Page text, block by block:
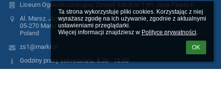
Ta strona wykorzystuje pliki cookies. Korzystając z niej
wyrażasz zgodę na ich używanie, zgodnie z aktualnymi
ustawieniami przeglądarki.
Więcej informacji znajdziesz w Polityce prywatności.
OK
Liceum Ogólnokształcące, Zespół Szkół nr 1 im. Jana Pawła II
Al. Marsz. Józefa Piłsudskiego 96
05-270 Marki
Poland
zs1@marki.pl
Godziny pracy sekretariatu: 8.30 - 15.00